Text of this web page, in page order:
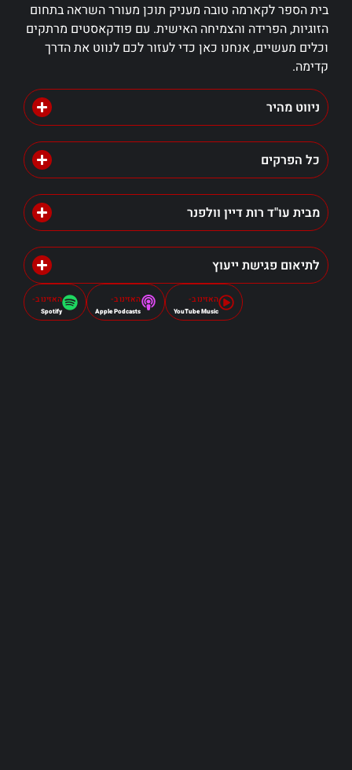
בית הספר לקארמה טובה מעניק תוכן מעורר השראה בתחום
הזוגיות, הפרידה והצמיחה האישית. עם פודקאסטים מרתקים
וכלים מעשיים, אנחנו כאן כדי לעזור לכם לנווט את הדרך
קדימה.
ניווט מהיר
כל הפרקים
מבית עו"ד רות דיין וולפנר
לתיאום פגישת ייעוץ
האזינו ב-
Spotify
האזינו ב-
Apple Podcasts
האזינו ב-
YouTube Music